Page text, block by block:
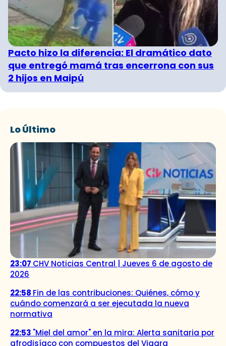
Pacto hizo la diferencia: El dramático dato
que entregó mamá tras encerrona con sus
2 hijos en Maipú
Lo Último
23:07 CHV Noticias Central | Jueves 6 de agosto de
2026
22:58 Fin de las contribuciones: Quiénes, cómo y
cuándo comenzará a ser ejecutada la nueva
normativa
22:53 "Miel del amor" en la mira: Alerta sanitaria por
afrodisíaco con compuestos del Viagra